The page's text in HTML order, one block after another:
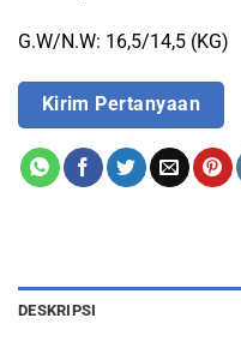
G.W/N.W: 16,5/14,5 (KG)
Kirim Pertanyaan
DESKRIPSI